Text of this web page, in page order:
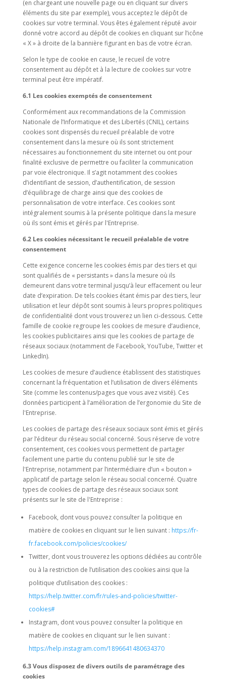
(en chargeant une nouvelle page ou en cliquant sur divers
éléments du site par exemple), vous acceptez le dépôt de
cookies sur votre terminal. Vous êtes également réputé avoir
donné votre accord au dépôt de cookies en cliquant sur l’icône
« X » à droite de la bannière figurant en bas de votre écran.
Selon le type de cookie en cause, le recueil de votre
consentement au dépôt et à la lecture de cookies sur votre
terminal peut être impératif.
6.1 Les cookies exemptés de consentement
Conformément aux recommandations de la Commission
Nationale de l’Informatique et des Libertés (CNIL), certains
cookies sont dispensés du recueil préalable de votre
consentement dans la mesure où ils sont strictement
nécessaires au fonctionnement du site internet ou ont pour
finalité exclusive de permettre ou faciliter la communication
par voie électronique. Il s’agit notamment des cookies
d’identifiant de session, d’authentification, de session
d’équilibrage de charge ainsi que des cookies de
personnalisation de votre interface. Ces cookies sont
intégralement soumis à la présente politique dans la mesure
où ils sont émis et gérés par l'Entreprise.
6.2 Les cookies nécessitant le recueil préalable de votre
consentement
Cette exigence concerne les cookies émis par des tiers et qui
sont qualifiés de « persistants » dans la mesure où ils
demeurent dans votre terminal jusqu’à leur effacement ou leur
date d’expiration. De tels cookies étant émis par des tiers, leur
utilisation et leur dépôt sont soumis à leurs propres politiques
de confidentialité dont vous trouverez un lien ci-dessous. Cette
famille de cookie regroupe les cookies de mesure d’audience,
les cookies publicitaires ainsi que les cookies de partage de
réseaux sociaux (notamment de Facebook, YouTube, Twitter et
LinkedIn).
Les cookies de mesure d’audience établissent des statistiques
concernant la fréquentation et l’utilisation de divers éléments
Site (comme les contenus/pages que vous avez visité). Ces
données participent à l’amélioration de l’ergonomie du Site de
l'Entreprise.
Les cookies de partage des réseaux sociaux sont émis et gérés
par l’éditeur du réseau social concerné. Sous réserve de votre
consentement, ces cookies vous permettent de partager
facilement une partie du contenu publié sur le site de
l'Entreprise, notamment par l’intermédiaire d’un « bouton »
applicatif de partage selon le réseau social concerné. Quatre
types de cookies de partage des réseaux sociaux sont
présents sur le site de l'Entreprise :
Facebook, dont vous pouvez consulter la politique en
matière de cookies en cliquant sur le lien suivant : https://fr-
fr.facebook.com/policies/cookies/
Twitter, dont vous trouverez les options dédiées au contrôle
ou à la restriction de l’utilisation des cookies ainsi que la
politique d’utilisation des cookies :
https://help.twitter.com/fr/rules-and-policies/twitter-
cookies#
Instagram, dont vous pouvez consulter la politique en
matière de cookies en cliquant sur le lien suivant :
https://help.instagram.com/1896641480634370
6.3 Vous disposez de divers outils de paramétrage des
cookies